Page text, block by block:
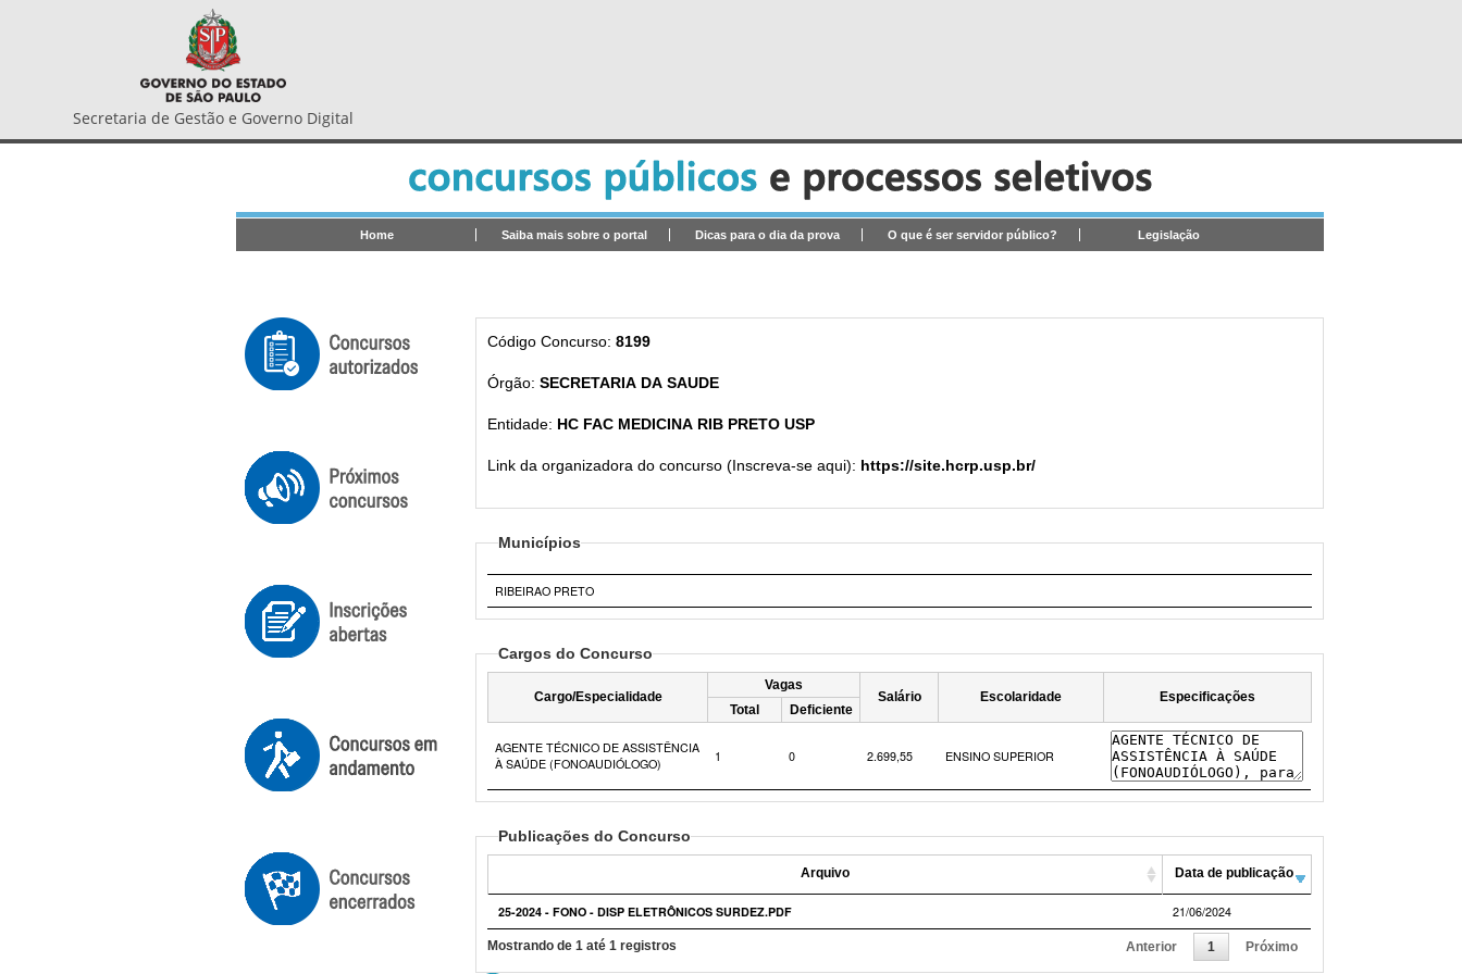
Secretaria de Gestão e Governo Digital
Home Saiba mais sobre o portal Dicas para o dia da prova O que é ser servidor público? Legislação
Código Concurso: 8199
Órgão: SECRETARIA DA SAUDE
Entidade: HC FAC MEDICINA RIB PRETO USP
Link da organizadora do concurso (Inscreva-se aqui): https://site.hcrp.usp.br/
Municípios
RIBEIRAO PRETO
Cargos do Concurso
Cargo/Especialidade
Vagas
Salário Escolaridade
Especificações
Total
Deficiente
AGENTE TÉCNICO DE ASSISTÊNCIA
À SAÚDE (FONOAUDIÓLOGO)
1 0 2.699,55 ENSINO SUPERIOR
Publicações do Concurso
Arquivo Data de publicação
25-2024 - FONO - DISP ELETRÔNICOS SURDEZ.PDF 21/06/2024
Mostrando de 1 até 1 registros Anterior 1 Próximo